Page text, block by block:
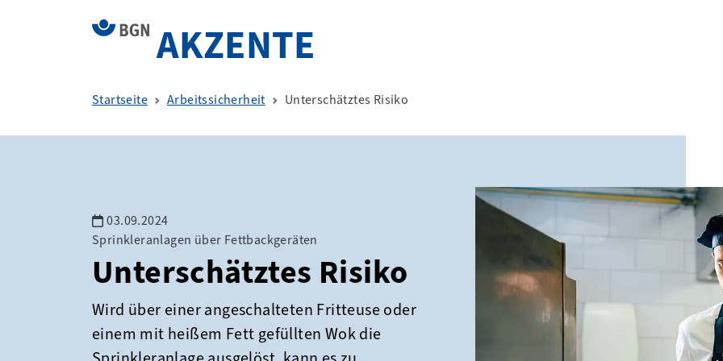
AKZENTE
Startseite Arbeitssicherheit Unterschätztes Risiko
03.09.2024
Sprinkleranlagen über Fettbackgeräten
Unterschätztes Risiko
Wird über einer angeschalteten Fritteuse oder
einem mit heißem Fett gefüllten Wok die